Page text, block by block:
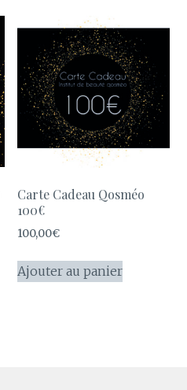
Carte Cadeau Qosméo
100€
100,00€
Ajouter au panier